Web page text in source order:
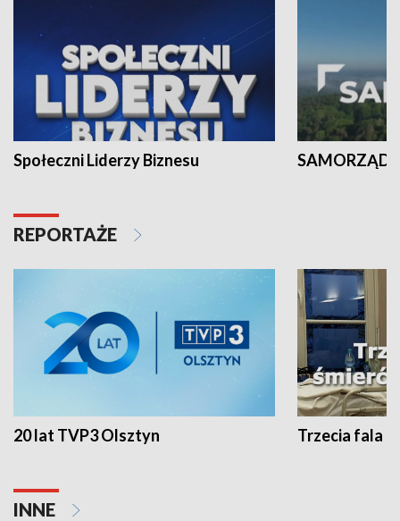
Społeczni Liderzy Biznesu SAMORZĄD
REPORTAŻE
20 lat TVP3 Olsztyn Trzecia fala -
INNE